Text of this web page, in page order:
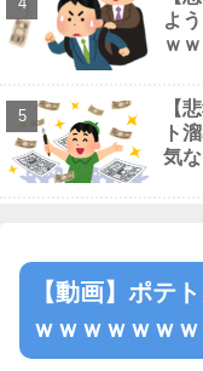
よ
ｗ
【
ト
気
【動画】ポテ
ｗｗｗｗｗｗ